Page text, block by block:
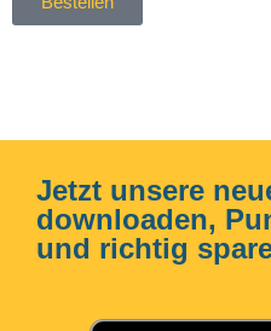
Jetzt unsere
downloaden,
und richtig